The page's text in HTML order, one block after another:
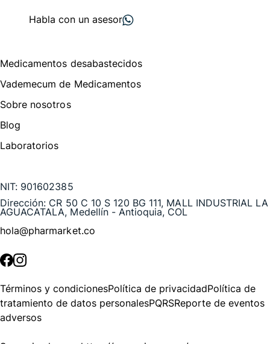
Habla con un asesor
Medicamentos desabastecidos
Vademecum de Medicamentos
Sobre nosotros
Blog
Laboratorios
NIT: 901602385
Dirección: CR 50 C 10 S 120 BG 111, MALL INDUSTRIAL LA
AGUACATALA, Medellín - Antioquia, COL
hola@pharmarket.co
Términos y condicionesPolítica de privacidadPolítica de
tratamiento de datos personalesPQRSReporte de eventos
adversos